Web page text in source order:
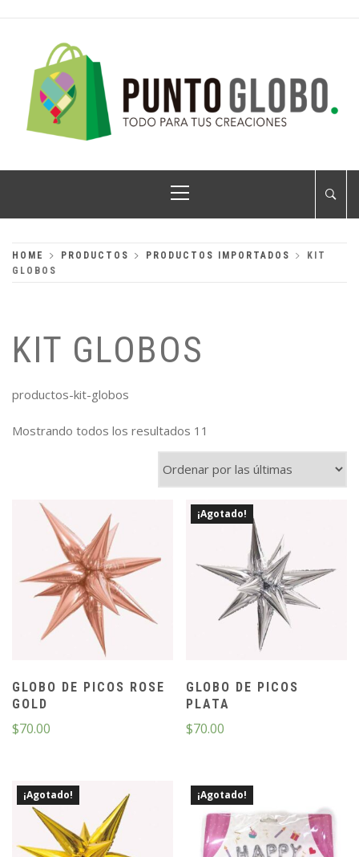
PUNTO GLOBO
Menu
HOME PRODUCTOS PRODUCTOS IMPORTADOS
KIT
GLOBOS
KIT GLOBOS
productos-kit-globos
Mostrando todos los resultados 11
GLOBO DE PICOS ROSE
GOLD
$70.00
¡Agotado!
GLOBO DE PICOS
PLATA
$70.00
¡Agotado! ¡Agotado!